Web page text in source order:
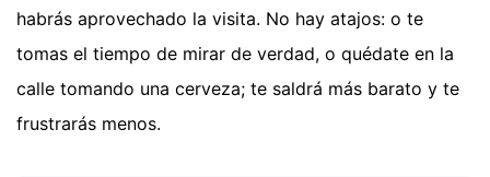
habrás aprovechado la visita. No hay atajos: o te
tomas el tiempo de mirar de verdad, o quédate en la
calle tomando una cerveza; te saldrá más barato y te
frustrarás menos.